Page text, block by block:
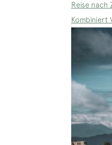
Reise nach
Kombiniert